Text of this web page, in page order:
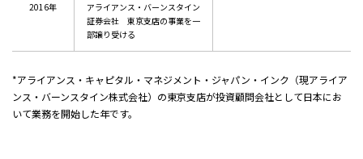
2016年
アライアンス・バーンスタイン
証券会社 東京支店の事業を一
部譲り受ける
*アライアンス・キャピタル・マネジメント・ジャパン・インク（現アライア
ンス・バーンスタイン株式会社）の東京支店が投資顧問会社として日本にお
いて業務を開始した年です。